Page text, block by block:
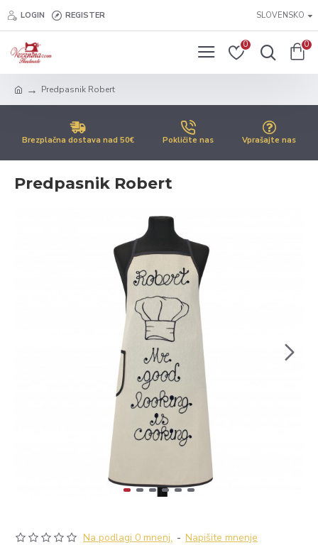
LOGIN REGISTER SLOVENSKO
0 0
Predpasnik Robert
Brezplačna dostava nad 50€ Pokličite nas Vprašajte nas
Predpasnik Robert
Na podlagi 0 mnenj. - Napišite mnenje